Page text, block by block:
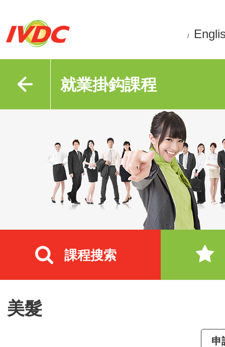
/
就業掛鈎課程
課程搜索
美髮
申